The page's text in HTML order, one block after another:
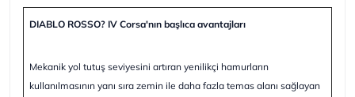
DIABLO ROSSO? IV Corsa'nın başlıca avantajları
Mekanik yol tutuş seviyesini artıran yenilikçi hamurların
kullanılmasının yanı sıra zemin ile daha fazla temas alanı sağlayan